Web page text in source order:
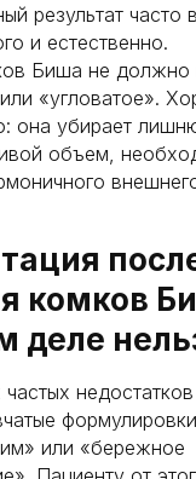
результат часто
и естественно.
Биша не должно
«угловатое».
она убирает
объем,
комков
деле
недостатков
или «бережное